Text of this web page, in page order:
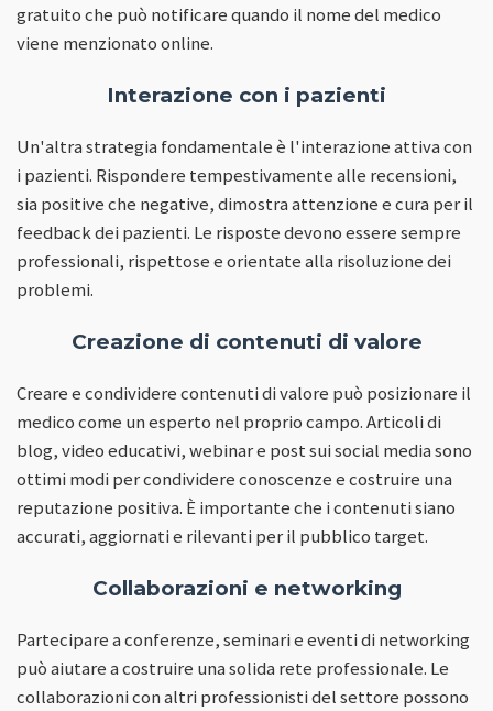
gratuito che può notificare quando il nome del medico
viene menzionato online.
Interazione con i pazienti
Un'altra strategia fondamentale è l'interazione attiva con
i pazienti. Rispondere tempestivamente alle recensioni,
sia positive che negative, dimostra attenzione e cura per il
feedback dei pazienti. Le risposte devono essere sempre
professionali, rispettose e orientate alla risoluzione dei
problemi.
Creazione di contenuti di valore
Creare e condividere contenuti di valore può posizionare il
medico come un esperto nel proprio campo. Articoli di
blog, video educativi, webinar e post sui social media sono
ottimi modi per condividere conoscenze e costruire una
reputazione positiva. È importante che i contenuti siano
accurati, aggiornati e rilevanti per il pubblico target.
Collaborazioni e networking
Partecipare a conferenze, seminari e eventi di networking
può aiutare a costruire una solida rete professionale. Le
collaborazioni con altri professionisti del settore possono